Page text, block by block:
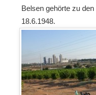
Belsen gehörte zu
18.6.1948.